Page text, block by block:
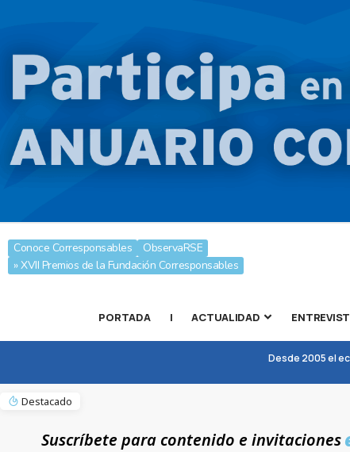
Conoce Corresponsables
ObservaRSE
» XVII Premios de la Fundación Corresponsables
PORTADA | ACTUALIDAD
Desde 2005 el
Destacado
Suscríbete para contenido e invitaciones